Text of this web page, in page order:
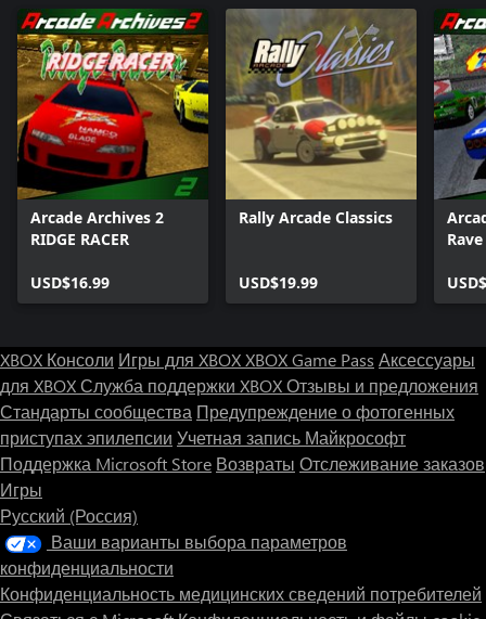
Arcade Archives 2
RIDGE RACER
USD$16.99
Rally Arcade Classics
USD$19.99
XBOX Консоли Игры для XBOXXBOX Game Pass Аксессуары
для XBOXСлужба поддержки XBOXОтзывы и предложения
Стандарты сообщества Предупреждение о фотогенных
приступах эпилепсии Учетная запись Майкрософт
Поддержка Microsoft Store Возвраты Отслеживание заказов
Игры
Русский (Россия)
Ваши варианты выбора параметров
конфиденциальности
Конфиденциальность медицинских сведений потребителей